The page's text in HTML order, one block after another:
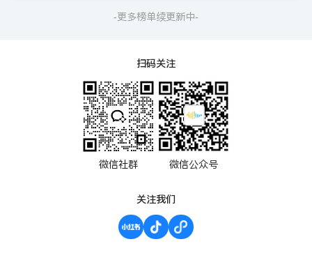
-更多榜单续更新中-
扫码关注
微信社群 微信公众号
关注我们